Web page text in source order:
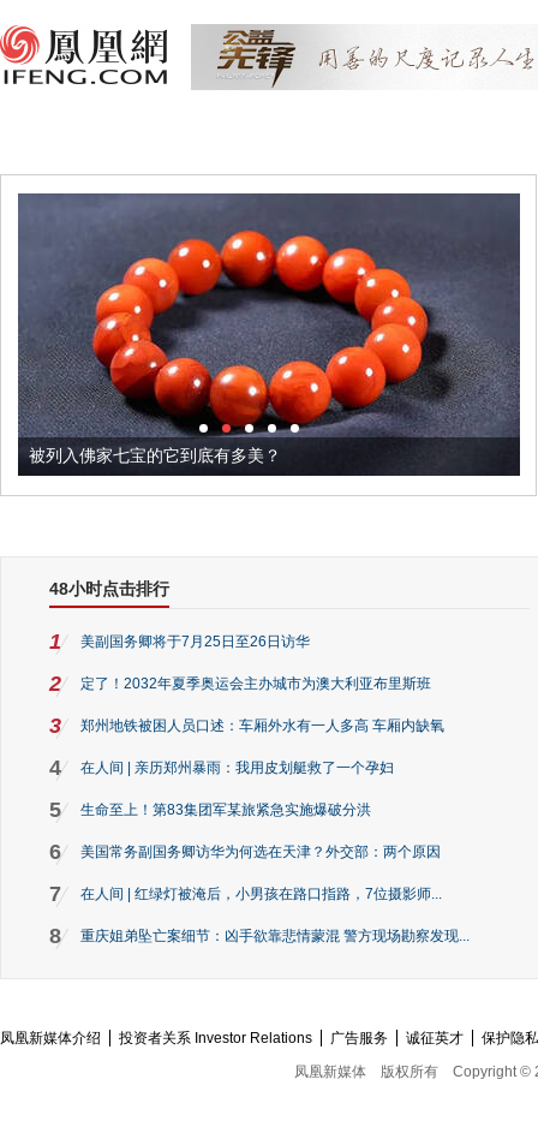
被列入佛家七宝的它到底有多美？
48小时点击排行
1 美副国务卿将于7月25日至26日访华
2 定了！2032年夏季奥运会主办城市为澳大利亚布里斯班
3 郑州地铁被困人员口述：车厢外水有一人多高 车厢内缺氧
4 在人间 | 亲历郑州暴雨：我用皮划艇救了一个孕妇
5 生命至上！第83集团军某旅紧急实施爆破分洪
6 美国常务副国务卿访华为何选在天津？外交部：两个原因
7 在人间 | 红绿灯被淹后，小男孩在路口指路，7位摄影师...
8 重庆姐弟坠亡案细节：凶手欲靠悲情蒙混 警方现场勘察发现...
凤凰新媒体介绍 投资者关系 Investor Relations 广告服务 诚征英才
保护隐
凤凰新媒体
版权所有 Copyright ©